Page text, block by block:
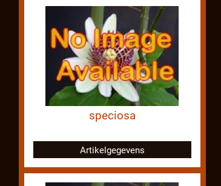
speciosa
Artikelgegevens